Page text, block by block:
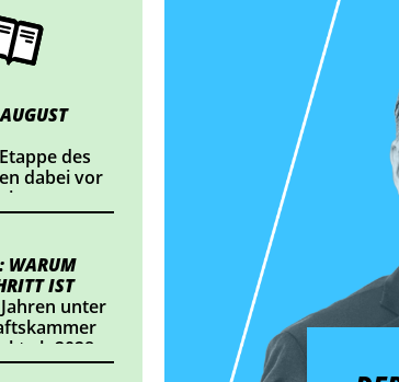
des
dabei vor
besteht.
WARUM
IST
unter
ab 2028
von